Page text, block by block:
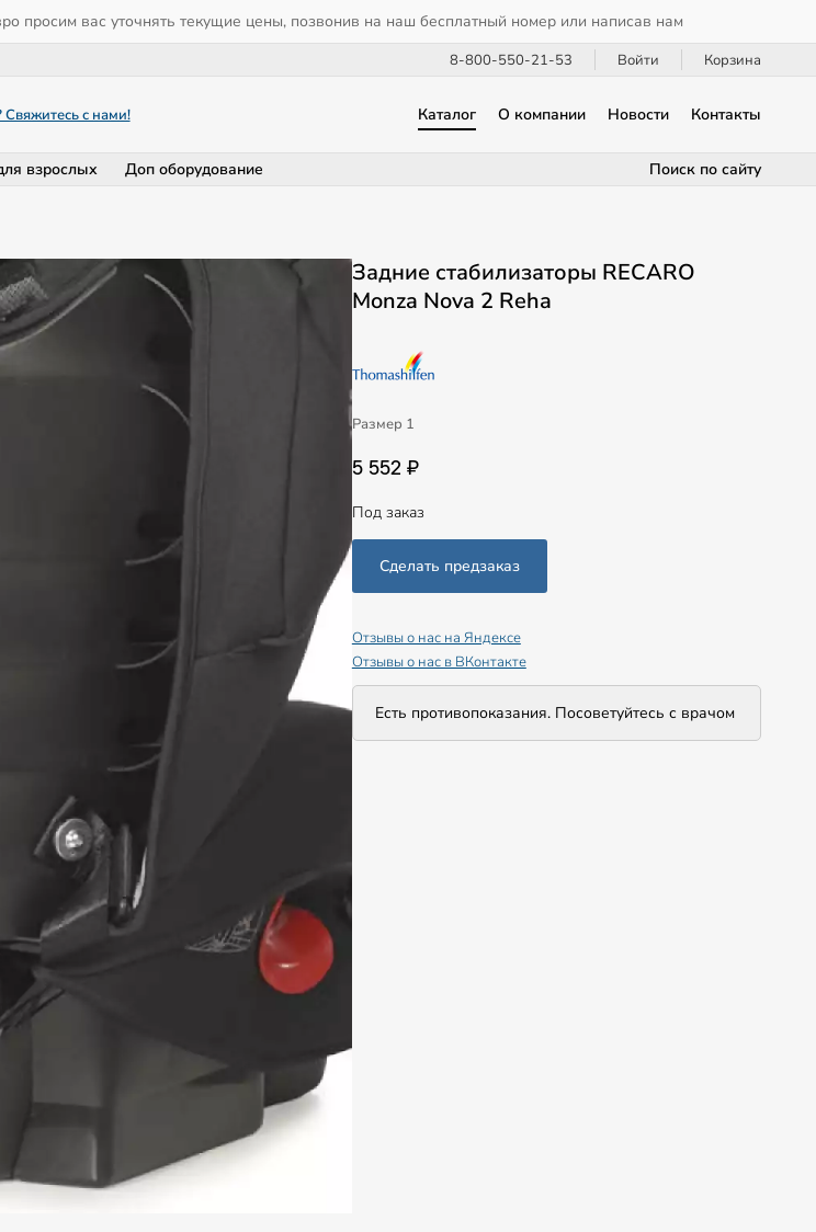
просим вас уточнять текущие цены, позвонив на наш бесплатный номер или написав нам
8-800-550-21-53 Войти Корзина
Свяжитесь с нами! Каталог О компании Новости Контакты
взрослых Доп оборудование Поиск по сайту
Задние стабилизаторы RECARO
Monza Nova 2 Reha
Размер 1
5 552 ₽
Под заказ
Отзывы о нас на Яндексе
Отзывы о нас в ВКонтакте
Есть противопоказания. Посоветуйтесь с врачом